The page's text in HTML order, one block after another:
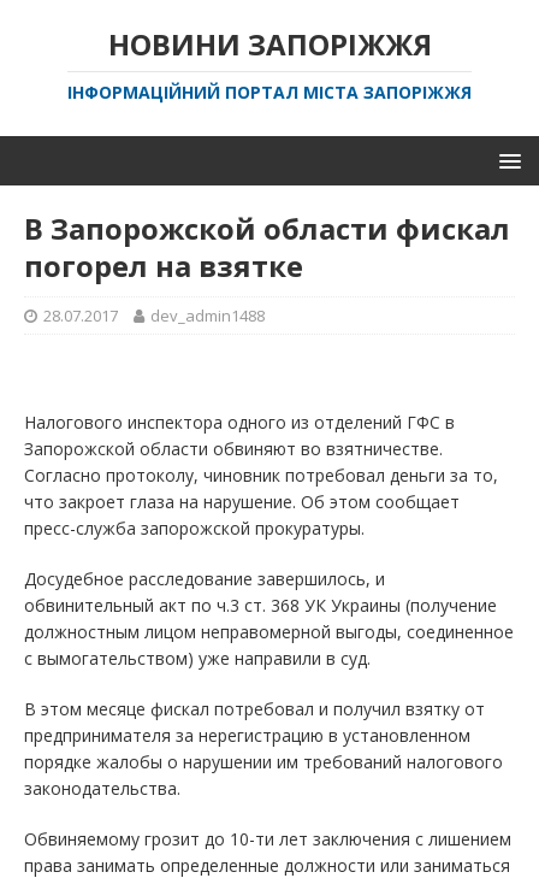
НОВИНИ ЗАПОРІЖЖЯ
ІНФОРМАЦІЙНИЙ ПОРТАЛ МІСТА ЗАПОРІЖЖЯ
В Запорожской области фискал
погорел на взятке
28.07.2017 dev_admin1488
Налогового инспектора одного из отделений ГФС в
Запорожской области обвиняют во взятничестве.
Согласно протоколу, чиновник потребовал деньги за то,
что закроет глаза на нарушение. Об этом сообщает
пресс-служба запорожской прокуратуры.
Досудебное расследование завершилось, и
обвинительный акт по ч.3 ст. 368 УК Украины (получение
должностным лицом неправомерной выгоды, соединенное
с вымогательством) уже направили в суд.
В этом месяце фискал потребовал и получил взятку от
предпринимателя за нерегистрацию в установленном
порядке жалобы о нарушении им требований налогового
законодательства.
Обвиняемому грозит до 10-ти лет заключения с лишением
права занимать определенные должности или заниматься